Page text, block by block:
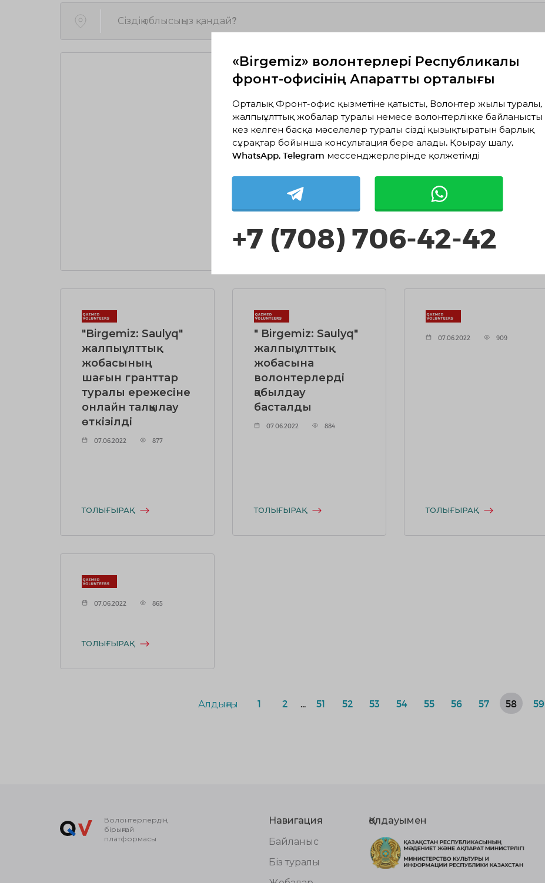
Сіздің облысыңыз қандай?
"Волонтер
медиктер - мектебі"
жобасы аясындағы
кездесу
07.06.2022 828
ТОЛЫҒЫРАҚ
"Birgemiz: Saulyq "
жалпыұлттық
жобасы аясында
5000 әлеуметтік
көмек көрсету
07.06.2022
ТОЛЫҒЫРАҚ
"Birgemiz: Saulyq"
жалпыұлттық
жобасының
шағын гранттар
туралы ережесіне
онлайн талқылау
өткізілді
07.06.2022 877
ТОЛЫҒЫРАҚ
" Birgemiz: Saulyq"
жалпыұлттық
жобасына
волонтерлерді
қабылдау
басталды
07.06.2022 884
ТОЛЫҒЫРАҚ
07.06.2022 909
ТОЛЫҒЫРАҚ
07.06.2022 865
ТОЛЫҒЫРАҚ
Алдыңғы 1 2 51 52 53 54 55 56 57 58 59
Волонтерлердің
бірыңғай
платформасы
Навигация
Байланыс
Біз туралы
Қолдауымен
«Birgemiz» волонтерлері Республикалық
фронт-офисінің Ақпараттық орталығы
Орталық Фронт-офис қызметіне қатысты, Волонтер жылы туралы,
жалпыұлттық жобалар туралы немесе волонтерлікке байланысты
кез келген басқа мәселелер туралы сізді қызықтыратын барлық
сұрақтар бойынша консультация бере алады. Қоңырау шалу,
WhatsApp, Telegram мессенджерлерінде қолжетімді
+7 (708) 706-42-42